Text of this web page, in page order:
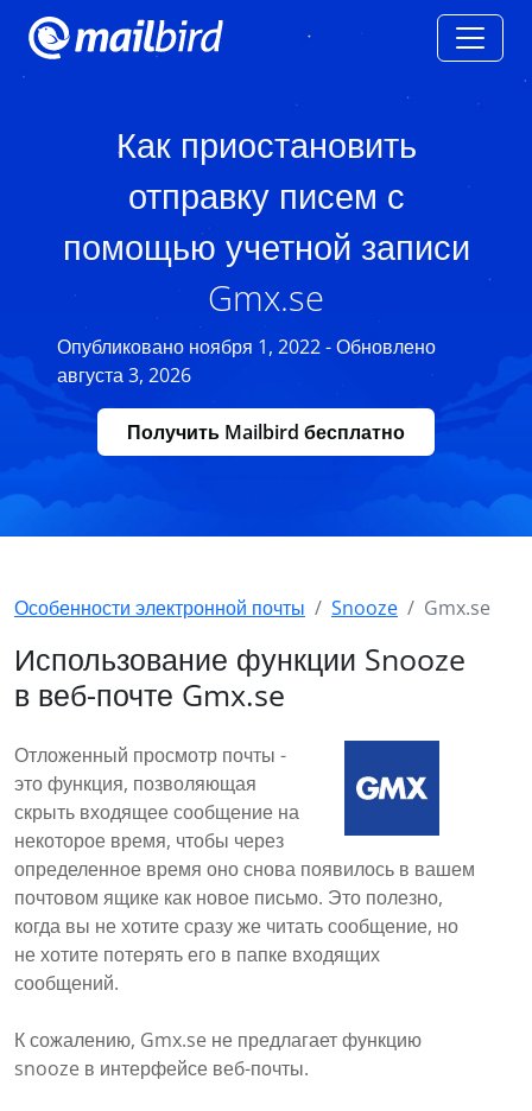
Как приостановить
отправку писем с
помощью учетной записи
Gmx.se
Опубликовано ноября 1, 2022 - Обновлено
августа 3, 2026
Получить Mailbird бесплатно
Особенности электронной почты Snooze Gmx.se
Использование функции Snooze
в веб-почте Gmx.se
Отложенный просмотр почты -
это функция, позволяющая
скрыть входящее сообщение на
некоторое время, чтобы через
определенное время оно снова появилось в вашем
почтовом ящике как новое письмо. Это полезно,
когда вы не хотите сразу же читать сообщение, но
не хотите потерять его в папке входящих
сообщений.
К сожалению, Gmx.se не предлагает функцию
snooze в интерфейсе веб-почты.